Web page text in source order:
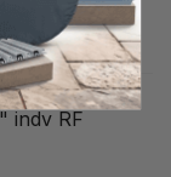
indv RF